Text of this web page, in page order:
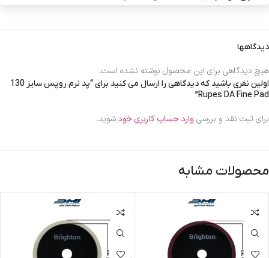
دیدگاهها
هیچ دیدگاهی برای این محصول نوشته نشده است.
اولین نفری باشید که دیدگاهی را ارسال می کنید برای “پد نرم روپس سایز 130
Rupes DA Fine Pad”
برای ثبت نقد و بررسی وارد حساب کاربری خودشوید.
محصولات مشابه